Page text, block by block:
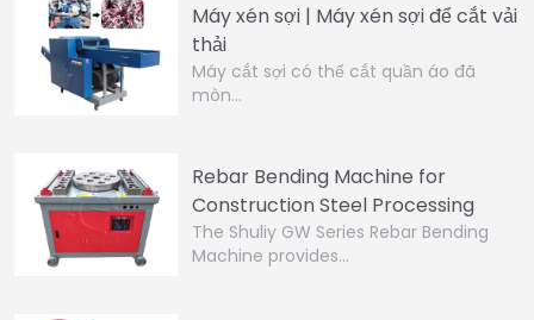
Máy xén sợi | Máy xén sợi để cắt vải
thải
Máy cắt sợi có thể cắt quần áo đã
mòn…
Rebar Bending Machine for
Construction Steel Processing
The Shuliy GW Series Rebar Bending
Machine provides…